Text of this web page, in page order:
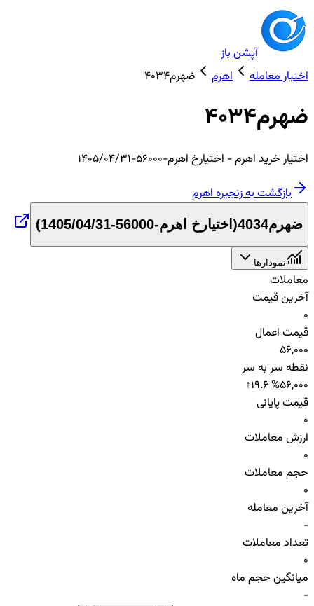
آپشن باز
اختیار معامله
اهرم ضهرم4034
ضهرم4034
اختیار خرید اهرم- اختیارخ اهرم-56000-1405/04/31
بازگشت به زنجیرهاهرم
ضهرم4034 ( اختیارخ اهرم-56000-1405/04/31 )
نمودارها
معاملات
آخرین قیمت
0
قیمت اعمال
56,000
نقطه سر به سر
56,000
↑19.6 %
قیمت پایانی
0
ارزش معاملات
0
حجم معاملات
0
آخرین معامله
-
تعداد معاملات
0
میانگین حجم ماه
-